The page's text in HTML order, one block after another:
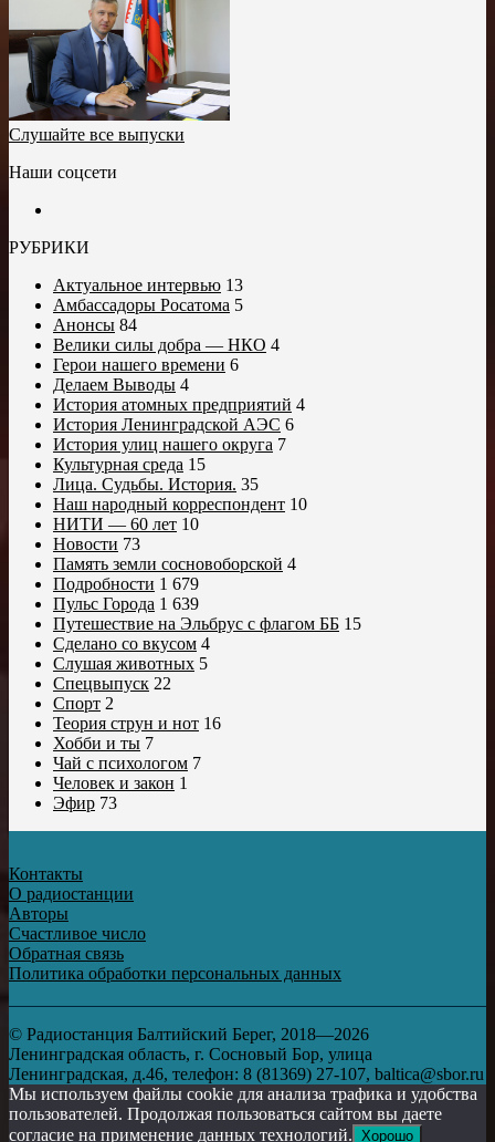
Слушайте все выпуски
Наши соцсети
РУБРИКИ
Актуальное интервью 13
Амбассадоры Росатома 5
Анонсы 84
Велики силы добра — НКО 4
Герои нашего времени 6
Делаем Выводы 4
История атомных предприятий 4
История Ленинградской АЭС 6
История улиц нашего округа 7
Культурная среда 15
Лица. Судьбы. История. 35
Наш народный корреспондент 10
НИТИ — 60 лет 10
Новости 73
Память земли сосновоборской 4
Подробности 1 679
Пульс Города 1 639
Путешествие на Эльбрус с флагом ББ 15
Сделано со вкусом 4
Слушая животных 5
Спецвыпуск 22
Спорт 2
Теория струн и нот 16
Хобби и ты 7
Чай с психологом 7
Человек и закон 1
Эфир 73
Контакты
О радиостанции
Авторы
Счастливое число
Обратная связь
Политика обработки персональных данных
© Радиостанция Балтийский Берег, 2018—2026
Ленинградская область, г. Сосновый Бор, улица
Ленинградская, д.46, телефон: 8 (81369) 27-107, baltica@sbor.ru
Мы используем файлы cookie для анализа трафика и удобства
пользователей. Продолжая пользоваться сайтом вы даете
согласие на применение данных технологий. Хорошо